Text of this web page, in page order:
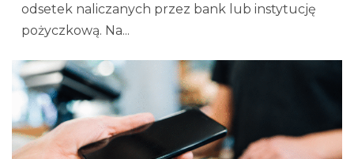
odsetek naliczanych przez bank lub instytucję
pożyczkową. Na...